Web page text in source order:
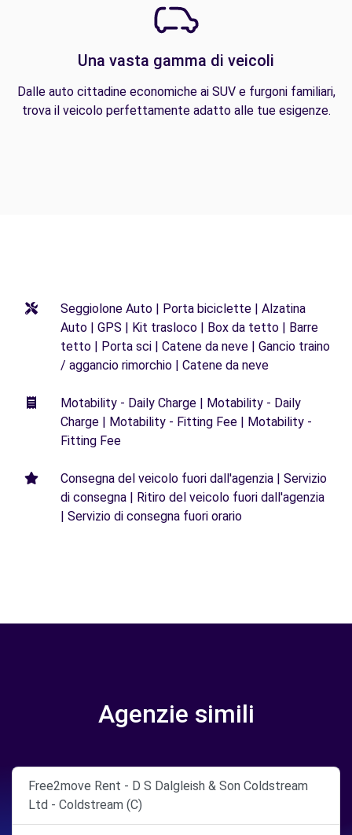
Una vasta gamma di veicoli
Dalle auto cittadine economiche ai SUV e furgoni familiari,
trova il veicolo perfettamente adatto alle tue esigenze.
Seggiolone Auto | Porta biciclette | Alzatina
Auto | GPS | Kit trasloco | Box da tetto | Barre
tetto | Porta sci | Catene da neve | Gancio traino
/ aggancio rimorchio | Catene da neve
Motability - Daily Charge | Motability - Daily
Charge | Motability - Fitting Fee | Motability -
Fitting Fee
Consegna del veicolo fuori dall'agenzia | Servizio
di consegna | Ritiro del veicolo fuori dall'agenzia
| Servizio di consegna fuori orario
Agenzie simili
Free2move Rent - D S Dalgleish & Son Coldstream
Ltd - Coldstream (C)